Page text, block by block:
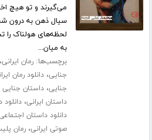
می‌گیرند و تو هیچ
سیال ذهن به درون
لحظه‌های هولناک را
به میان...
برچسب‌ها:رمان ایرانی
جنایی،دانلود رمان
جنایی،داستان جنایی
داستان ایرانی،دانلود
دانلود داستان
صوتی ایرانی،رمان